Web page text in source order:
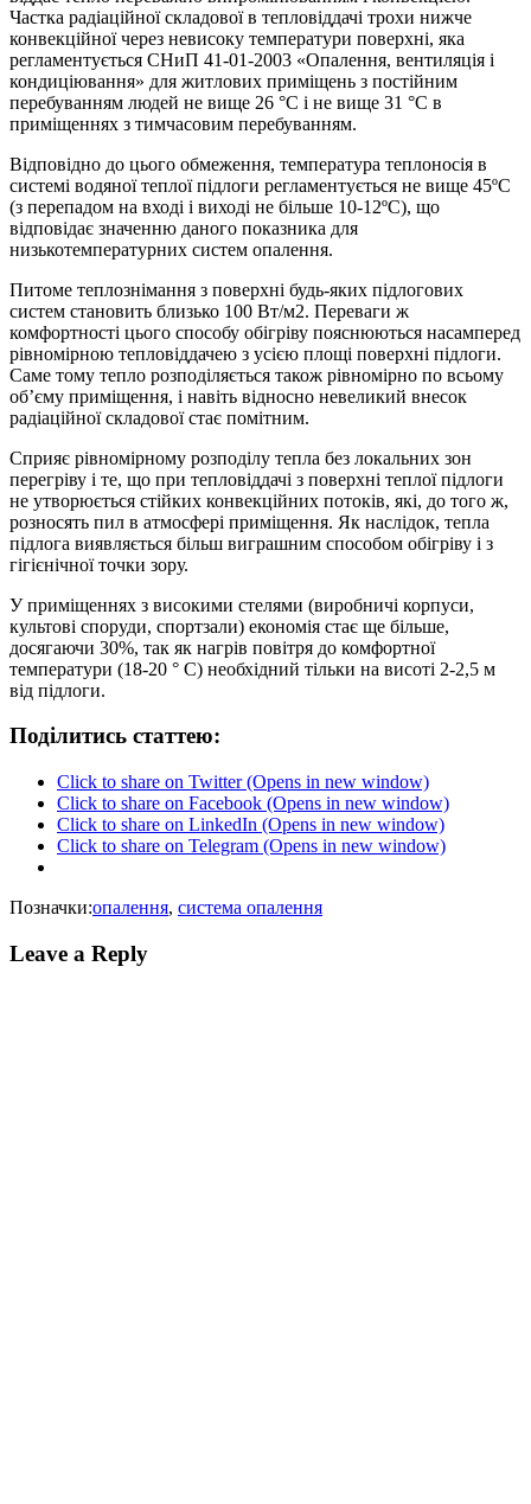
Частка радіаційної складової в тепловіддачі трохи нижче
конвекційної через невисоку температури поверхні, яка
регламентується СНиП 41-01-2003 «Опалення, вентиляція і
кондиціювання» для житлових приміщень з постійним
перебуванням людей не вище 26 °С і не вище 31 °С в
приміщеннях з тимчасовим перебуванням.
Відповідно до цього обмеження, температура теплоносія в
системі водяної теплої підлоги регламентується не вище 45ºC
(з перепадом на вході і виході не більше 10-12ºC), що
відповідає значенню даного показника для
низькотемпературних систем опалення.
Питоме теплознімання з поверхні будь-яких підлогових
систем становить близько 100 Вт/м2. Переваги ж
комфортності цього способу обігріву пояснюються насамперед
рівномірною тепловіддачею з усією площі поверхні підлоги.
Саме тому тепло розподіляється також рівномірно по всьому
об’єму приміщення, і навіть відносно невеликий внесок
радіаційної складової стає помітним.
Сприяє рівномірному розподілу тепла без локальних зон
перегріву і те, що при тепловіддачі з поверхні теплої підлоги
не утворюється стійких конвекційних потоків, які, до того ж,
розносять пил в атмосфері приміщення. Як наслідок, тепла
підлога виявляється більш виграшним способом обігріву і з
гігієнічної точки зору.
У приміщеннях з високими стелями (виробничі корпуси,
культові споруди, спортзали) економія стає ще більше,
досягаючи 30%, так як нагрів повітря до комфортної
температури (18-20 ° С) необхідний тільки на висоті 2-2,5 м
від підлоги.
Поділитись статтею:
Click to share on Twitter (Opens in new window)
Click to share on Facebook (Opens in new window)
Click to share on LinkedIn (Opens in new window)
Click to share on Telegram (Opens in new window)
Позначки:опалення, система опалення
Leave a Reply